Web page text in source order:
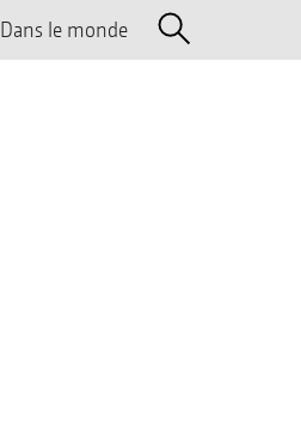
Dans le monde